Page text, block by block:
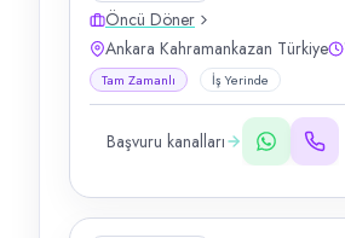
Öncü Döner
Ankara Kahramankazan Türkiye
Tam Zamanlı İş Yerinde
Başvuru kanalları